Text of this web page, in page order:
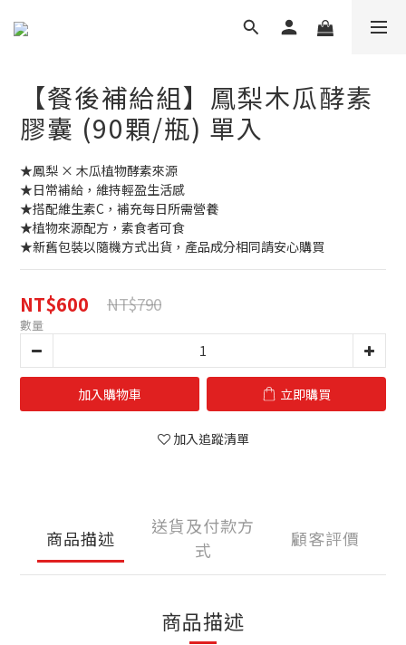
【餐後補給組】鳳梨木瓜酵素
膠囊 (90顆/瓶) 單入
★鳳梨 × 木瓜植物酵素來源
★日常補給，維持輕盈生活感
★搭配維生素C，補充每日所需營養
★植物來源配方，素食者可食
★新舊包裝以隨機方式出貨，產品成分相同請安心購買
NT$600 NT$790
數量
加入購物車 立即購買
加入追蹤清單
商品描述
送貨及付款方
式
顧客評價
商品描述